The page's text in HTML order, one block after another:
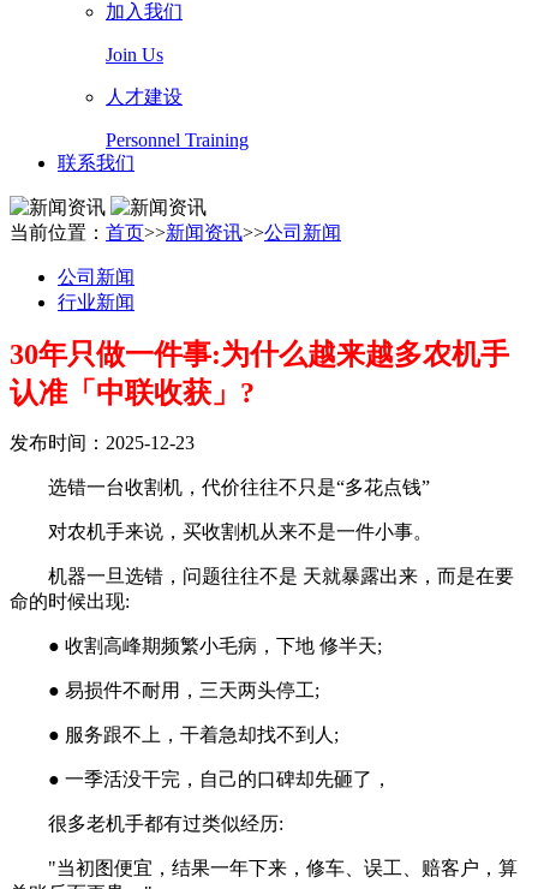
加入我们
Join Us
人才建设
Personnel Training
联系我们
当前位置： 首页>>新闻资讯>>公司新闻
公司新闻
行业新闻
30年只做一件事:为什么越来越多农机手
认准「中联收获」?
发布时间：2025-12-23
选错一台收割机，代价往往不只是“多花点钱”
对农机手来说，买收割机从来不是一件小事。
机器一旦选错，问题往往不是 天就暴露出来，而是在要
命的时候出现:
● 收割高峰期频繁小毛病，下地 修半天;
● 易损件不耐用，三天两头停工;
● 服务跟不上，干着急却找不到人;
● 一季活没干完，自己的口碑却先砸了，
很多老机手都有过类似经历:
"当初图便宜，结果一年下来，修车、误工、赔客户，算